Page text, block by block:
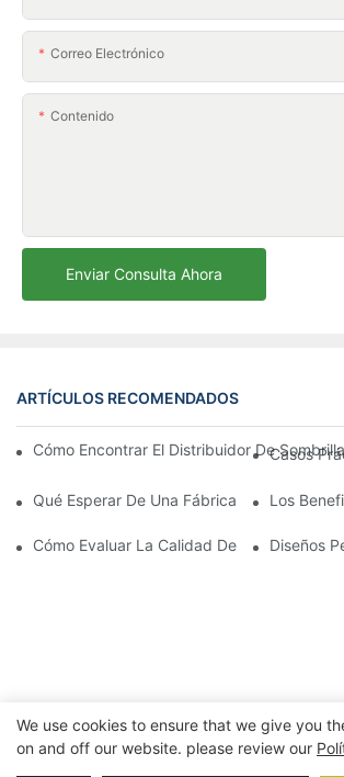
Correo Electrónico
Contenido
Enviar Consulta Ahora
ARTÍCULOS RECOMENDADOS
Cómo Encontrar El Distribuidor DeCasos
Qué Esperar De Una Fábrica Líder De
Los
Cómo Evaluar La Calidad De Una Fábrica
Diseños
Copyright © 2026 Ningbo
We use cookies to ensure that we give you
on and off our website. please review our